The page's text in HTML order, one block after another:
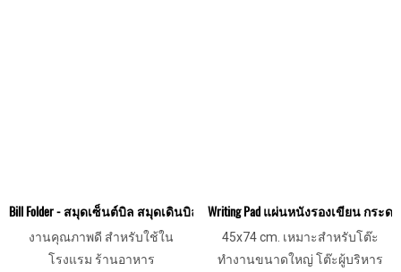
Bill Folder - สมุดเซ็นต์บิล สมุดเดินบิล สมุดเช็คบิล แฟ้มเดินบิล แฟ้มเก็บเงิน
งานคุณภาพดี สำหรับใช้ใน
โรงแรม ร้านอาหาร
Writing Pad แผ่นหนังรองเขียน กร
45x74 cm. เหมาะสำหรับโต๊ะ
ทำงานขนาดใหญ่ โต๊ะผู้บริหาร